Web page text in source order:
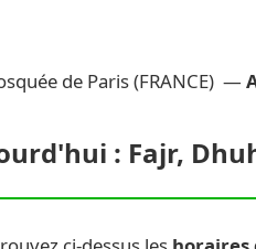
de Paris (FRANCE) —
: Fajr,